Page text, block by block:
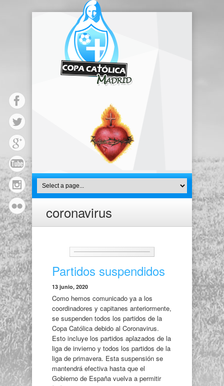
coronavirus
Partidos suspendidos
13 junio, 2020
Como hemos comunicado ya a los
coordinadores y capitanes anteriormente,
se suspenden todos los partidos de la
Copa Católica debido al Coronavirus.
Esto incluye los partidos aplazados de la
liga de invierno y todos los partidos de la
liga de primavera. Esta suspensión se
mantendrá efectiva hasta que el
Gobierno de España vuelva a permitir